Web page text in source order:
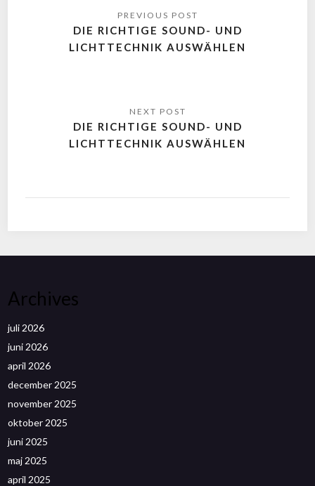
DIE RICHTIGE SOUND- UND
LICHTTECHNIK AUSWÄHLEN
DIE RICHTIGE SOUND- UND
LICHTTECHNIK AUSWÄHLEN
Archives
juli 2026
juni 2026
april 2026
december 2025
november 2025
oktober 2025
juni 2025
maj 2025
april 2025